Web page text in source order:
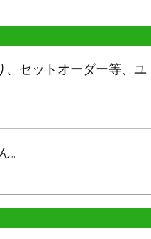
、セットオーダー等、ユ
。